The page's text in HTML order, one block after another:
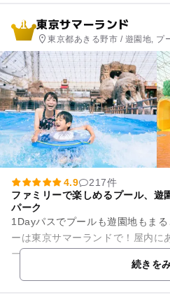
1 東京サマーランド
東京都あきる野市 / 遊園地, プ
4.9
217件
ファミリーで楽しめるプール、遊
パーク
1Dayパスでプールも遊園地もま
ーは東京サマーランドで！屋内に
ーチ」は、遠浅のプールなので、
続きを